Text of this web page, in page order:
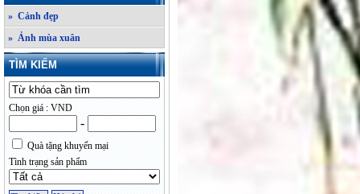
» Cảnh đẹp
» Ảnh mùa xuân
TÌM KIẾM
Chọn giá : VND
-
Quà tặng khuyến mại
Tình trạng sản phẩm